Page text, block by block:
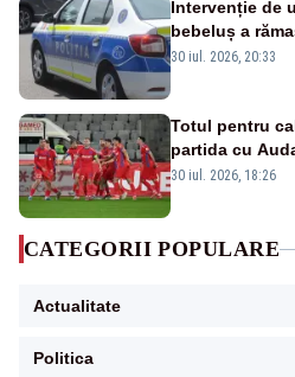
Intervenție de
bebeluș a
din cauza unei
30 iul. 2026, 20:33
Totul pentru
partida cu
30 iul. 2026, 18:26
CATEGORII POPULARE
Actualitate
Politica